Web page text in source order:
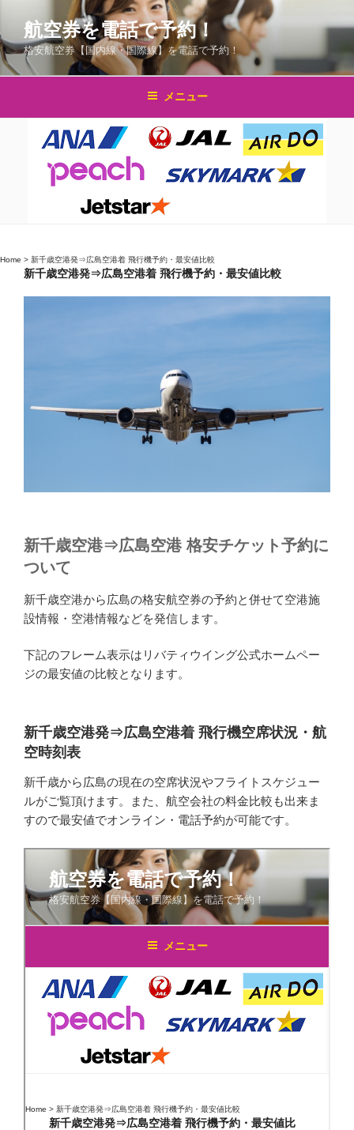
テ
ン
ス
航空券を電話で予約！
格安航空券【国内線・国際線】を電話で予約！
メニュー
Home > 新千歳空港発⇒広島空港着 飛行機予約・最安値比較
新千歳空港発⇒広島空港着 飛行機予約・最安値比較
新千歳空港⇒広島空港 格安チケット予約に
ついて
新千歳空港から広島の格安航空券の予約と併せて空港施
設情報・空港情報などを発信します。
下記のフレーム表示はリバティウイング公式ホームペー
ジの最安値の比較となります。
新千歳空港発⇒広島空港着 飛行機空席状況・航
空時刻表
新千歳から広島の現在の空席状況やフライトスケジュー
ルがご覧頂けます。また、航空会社の料金比較も出来ま
すので最安値でオンライン・電話予約が可能です。